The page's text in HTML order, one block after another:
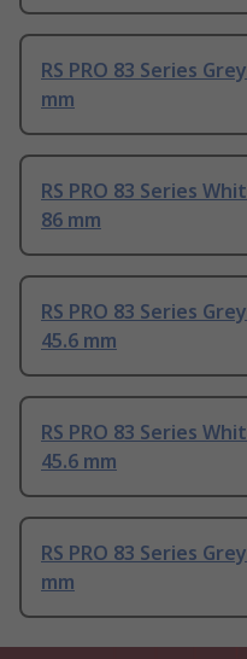
RS PRO 83 Series
mm
RS PRO 83 Series
86 mm
RS PRO 83 Series
45.6 mm
RS PRO 83 Series
45.6 mm
RS PRO 83 Series
mm